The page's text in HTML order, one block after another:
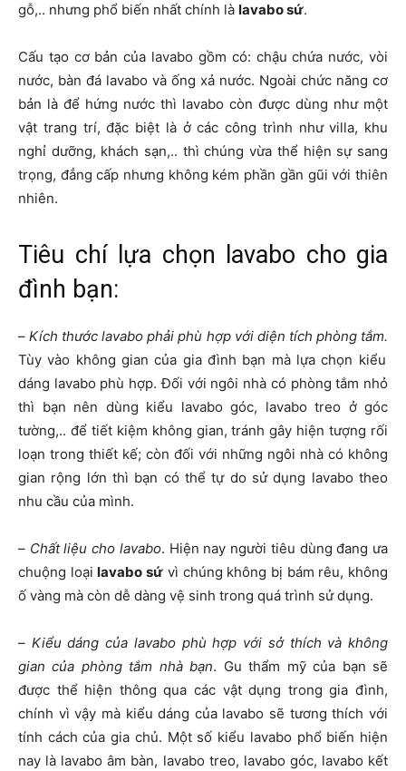
gỗ,.. nhưng phổ biến nhất chính là lavabo sứ.
Cấu tạo cơ bản của lavabo gồm có: chậu chứa nước, vòi
nước, bàn đá lavabo và ống xả nước. Ngoài chức năng cơ
bản là để hứng nước thì lavabo còn được dùng như một
vật trang trí, đặc biệt là ở các công trình như villa, khu
nghỉ dưỡng, khách sạn,.. thì chúng vừa thể hiện sự sang
trọng, đẳng cấp nhưng không kém phần gần gũi với thiên
nhiên.
Tiêu chí lựa chọn lavabo cho gia
đình bạn:
–Kích thước lavabo phải phù hợp với diện tích phòng tắm.
Tùy vào không gian của gia đình bạn mà lựa chọn kiểu
dáng lavabo phù hợp. Đối với ngôi nhà có phòng tắm nhỏ
thì bạn nên dùng kiểu lavabo góc, lavabo treo ở góc
tường,.. để tiết kiệm không gian, tránh gây hiện tượng rối
loạn trong thiết kế; còn đối với những ngôi nhà có không
gian rộng lớn thì bạn có thể tự do sử dụng lavabo theo
nhu cầu của mình.
– Chất liệu cho lavabo. Hiện nay người tiêu dùng đang ưa
chuộng loạilavabo sứ vì chúng không bị bám rêu, không
ố vàng mà còn dễ dàng vệ sinh trong quá trình sử dụng.
– Kiểu dáng của lavabo phù hợp với sở thích và không
gian của phòng tắm nhà bạn. Gu thẩm mỹ của bạn sẽ
được thể hiện thông qua các vật dụng trong gia đình,
chính vì vậy mà kiểu dáng của lavabo sẽ tương thích với
tính cách của gia chủ. Một số kiểu lavabo phổ biến hiện
nay là lavabo âm bàn, lavabo treo, lavabo góc, lavabo kết